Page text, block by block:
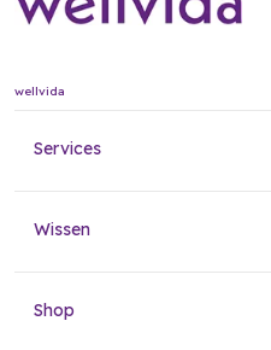
wellvida
Services
Wissen
Shop